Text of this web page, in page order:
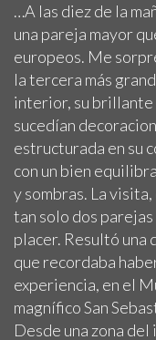
…A las diez de la
una pareja mayor
europeos. Me
la tercera más
interior, su brillante
sucedían
estructurada en su
con un bien
y sombras. La
tan solo dos
placer. Resultó una
que recordaba
experiencia, en el
magnífico San
Desde una zona